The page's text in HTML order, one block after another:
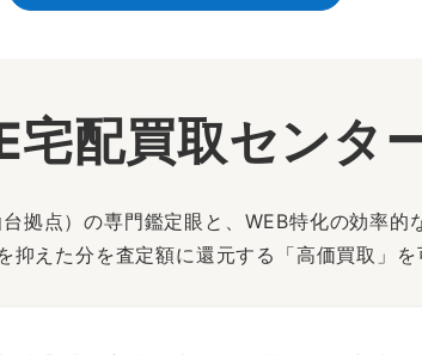
宅配買取センタ
拠点）の専門鑑定眼と、WEB特化の効率的
抑えた分を査定額に還元する「高価買取」を